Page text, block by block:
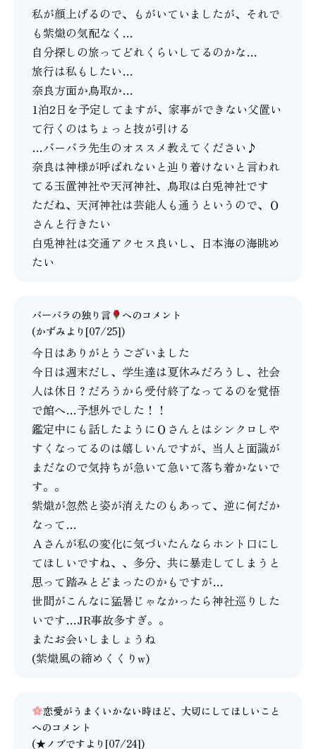
私が顔上げるので、もがいていましたが、それで
も紫熾の気配なく…
自分探しの旅ってどれくらいしてるのかな…
旅行は私もしたい…
奈良方面か鳥取か…
1泊2日を予定してますが、家事ができない父置い
て行くのはちょっと技が引ける
…バーバラ先生のオススメ教えてください♪
奈良は神様が呼ばれないと辿り着けないと言われ
てる玉置神社や天河神社、鳥取は白兎神社です
ただね、天河神社は芸能人も通うというので、Ｏ
さんと行きたい
白兎神社は交通アクセス良いし、日本海の海眺め
たい
バーバラの独り言
へのコメント
(かずみより[07/25])
今日はありがとうございました
今日は週末だし、学生達は夏休みだろうし、社会
人は休日？だろうから受付終了なってるのを覚悟
で館へ…予想外でした！！
鑑定中にも話したようにＯさんとはシンクロしや
すくなってるのは嬉しいんですが、当人と面識が
まだなので気持ちが急いて急いて落ち着かないで
す。。
紫熾が忽然と姿が消えたのもあって、逆に何だか
なって…
Ａさんが私の変化に気づいたんならホント口にし
てほしいですね、、多分、共に暴走してしまうと
思って踏みとどまったのかもですが…
世間がこんなに猛暑じゃなかったら神社巡りした
いです…JR事故多すぎ。。
またお会いしましょうね
(紫熾風の締めくくりw)
恋愛がうまくいかない時ほど、大切にしてほしいこと
へのコメント
(★ノブですより[07/24])